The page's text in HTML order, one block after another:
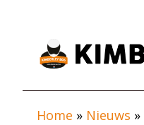
Home » Nieuws »